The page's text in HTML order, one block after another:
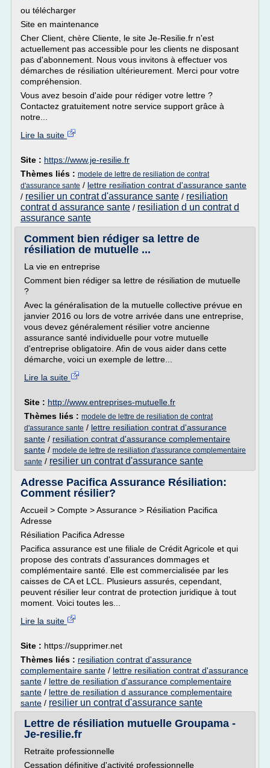
ou télécharger
Site en maintenance
Cher Client, chère Cliente, le site Je-Resilie.fr n'est
actuellement pas accessible pour les clients ne disposant
pas d'abonnement. Nous vous invitons à effectuer vos
démarches de résiliation ultérieurement. Merci pour votre
compréhension.
Vous avez besoin d'aide pour rédiger votre lettre ?
Contactez gratuitement notre service support grâce à
notre...
Lire la suite
Site : https://www.je-resilie.fr
Thèmes liés : modele de lettre de resiliation de contrat
d'assurance sante / lettre resiliation contrat d'assurance sante
/ resilier un contrat d'assurance sante / resiliation
contrat d assurance sante / resiliation d un contrat d
assurance sante
Comment bien rédiger sa lettre de
résiliation de mutuelle ...
La vie en entreprise
Comment bien rédiger sa lettre de résiliation de mutuelle
?
Avec la généralisation de la mutuelle collective prévue en
janvier 2016 ou lors de votre arrivée dans une entreprise,
vous devez généralement résilier votre ancienne
assurance santé individuelle pour votre mutuelle
d'entreprise obligatoire. Afin de vous aider dans cette
démarche, voici un exemple de lettre...
Lire la suite
Site : http://www.entreprises-mutuelle.fr
Thèmes liés : modele de lettre de resiliation de contrat
d'assurance sante / lettre resiliation contrat d'assurance
sante / resiliation contrat d'assurance complementaire
sante / modele de lettre de resiliation d'assurance complementaire
sante / resilier un contrat d'assurance sante
Adresse Pacifica Assurance Résiliation:
Comment résilier?
Accueil > Compte > Assurance > Résiliation Pacifica
Adresse
Résiliation Pacifica Adresse
Pacifica assurance est une filiale de Crédit Agricole et qui
propose des contrats d'assurances dommages et
complémentaire santé. Elle est commercialisée par les
caisses de CA et LCL. Plusieurs assurés, cependant,
peuvent résilier leur contrat de protection juridique à tout
moment. Voici toutes les...
Lire la suite
Site : https://supprimer.net
Thèmes liés : resiliation contrat d'assurance
complementaire sante / lettre resiliation contrat d'assurance
sante / lettre de resiliation d'assurance complementaire
sante / lettre de resiliation d assurance complementaire
sante / resilier un contrat d'assurance sante
Lettre de résiliation mutuelle Groupama -
Je-resilie.fr
Retraite professionnelle
Cessation définitive d'activité professionnelle